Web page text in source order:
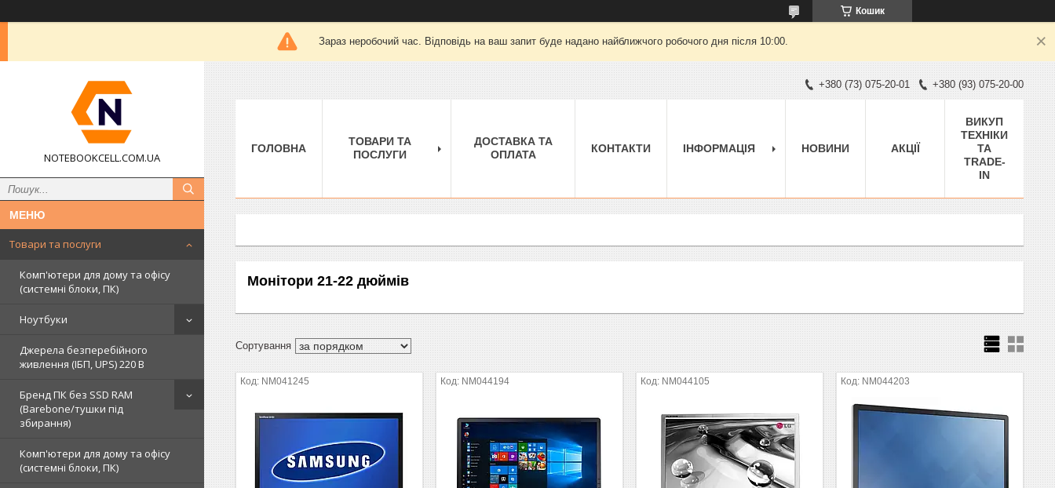
Кошик
Зараз неробочий час. Відповідь на ваш запит буде надано найближчого робочого дня після 10:00.
NOTEBOOKCELL.COM.UA
Товари та послуги
Комп'ютери для дому та офісу
(системні блоки, ПК)
Ноутбуки
Джерела безперебійного
живлення (ІБП, UPS) 220 В
Бренд ПК без SSD RAM
(Barebone/тушки під
збирання)
Комп'ютери для дому та офісу
(системні блоки, ПК)
+380 (73) 075-20-01 +380 (93) 075-20-00
ГОЛОВНА
ТОВАРИ ТА
ПОСЛУГИ
ДОСТАВКА ТА
ОПЛАТА
КОНТАКТИ ІНФОРМАЦІЯ НОВИНИ АКЦІЇ
ВИКУП
ТЕХНІКИ
ТА
TRADE-
IN
Монітори 21-22 дюймів
NM041245 NM044194 NM044105 NM044203